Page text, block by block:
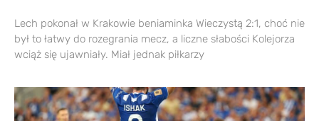
Lech pokonał w Krakowie beniaminka Wieczystą 2:1, choć nie
był to łatwy do rozegrania mecz, a liczne słabości Kolejorza
wciąż się ujawniały. Miał jednak piłkarzy